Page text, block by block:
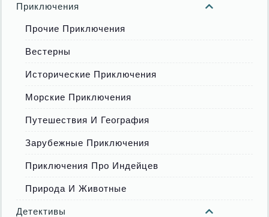
Приключения
Прочие Приключения
Вестерны
Исторические Приключения
Морские Приключения
Путешествия И География
Зарубежные Приключения
Приключения Про Индейцев
Природа И Животные
Детективы